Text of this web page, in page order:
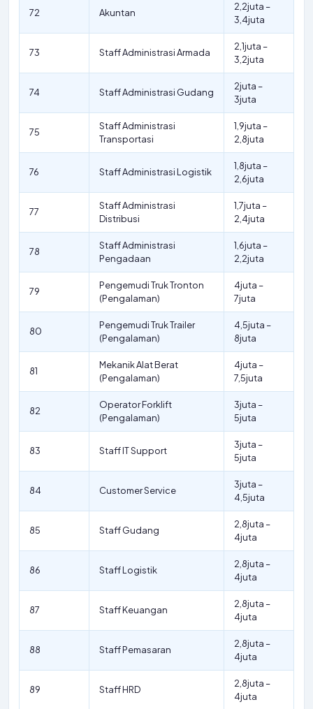
72 Akuntan
2,2juta –
3,4juta
73 Staff Administrasi Armada
2,1juta –
3,2juta
74 Staff Administrasi Gudang
2juta –
3juta
75
Staff Administrasi
Transportasi
1,9juta –
2,8juta
76 Staff Administrasi Logistik
1,8juta –
2,6juta
77
Staff Administrasi
Distribusi
1,7juta –
2,4juta
78
Staff Administrasi
Pengadaan
1,6juta –
2,2juta
79
Pengemudi Truk Tronton
(Pengalaman)
4juta –
7juta
80
Pengemudi Truk Trailer
(Pengalaman)
4,5juta –
8juta
81
Mekanik Alat Berat
(Pengalaman)
4juta –
7,5juta
82
Operator Forklift
(Pengalaman)
3juta –
5juta
83 Staff IT Support
3juta –
5juta
84 Customer Service
3juta –
4,5juta
85 Staff Gudang
2,8juta –
4juta
86 Staff Logistik
2,8juta –
4juta
87 Staff Keuangan
2,8juta –
4juta
88 Staff Pemasaran
2,8juta –
4juta
89 Staff HRD
2,8juta –
4juta